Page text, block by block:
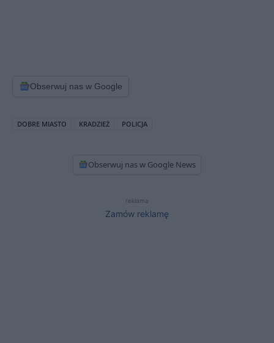
Obserwuj nas w Google
DOBRE MIASTO KRADZIEŻ POLICJA
Obserwuj nas w Google News
reklama
Zamów reklamę